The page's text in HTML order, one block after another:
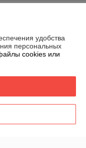
удобства
персональных
cookies или